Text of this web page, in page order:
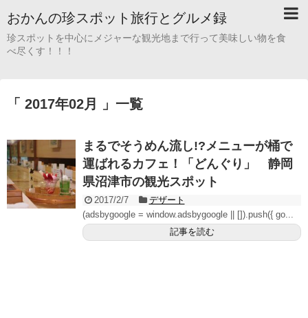
おかんの珍スポット旅行とグルメ録
珍スポットを中心にメジャーな観光地まで行って美味しい物を食
べ尽くす！！！
「 2017年02月 」一覧
まるでそうめん流し!?メニューが桶で
運ばれるカフェ！「どんぐり」 静岡
県沼津市の観光スポット
2017/2/7
デザート
(adsbygoogle = window.adsbygoogle || []).push({ go...
記事を読む